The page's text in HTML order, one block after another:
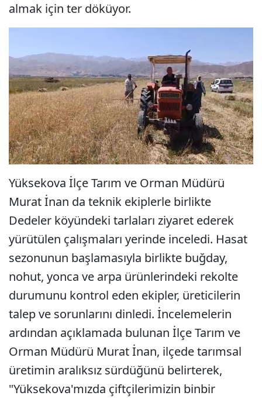
almak için ter döküyor.
Yüksekova İlçe Tarım ve Orman Müdürü
Murat İnan da teknik ekiplerle birlikte
Dedeler köyündeki tarlaları ziyaret ederek
yürütülen çalışmaları yerinde inceledi. Hasat
sezonunun başlamasıyla birlikte buğday,
nohut, yonca ve arpa ürünlerindeki rekolte
durumunu kontrol eden ekipler, üreticilerin
talep ve sorunlarını dinledi. İncelemelerin
ardından açıklamada bulunan İlçe Tarım ve
Orman Müdürü Murat İnan, ilçede tarımsal
üretimin aralıksız sürdüğünü belirterek,
"Yüksekova'mızda çiftçilerimizin binbir